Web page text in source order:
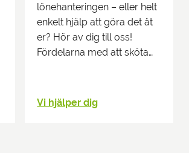
lönehanteringen – eller helt
enkelt hjälp att göra det åt
er? Hör av dig till oss!
Fördelarna med att sköta…
Vi hjälper dig